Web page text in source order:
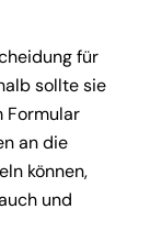
für
sollte sie
Formular
an die
können,
und